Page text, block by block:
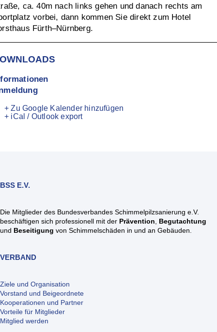
ca. 40m nach links gehen und danach rechts am
vorbei, dann kommen Sie direkt zum Hotel
Fürth–Nürnberg.
+ Zu Google Kalender hinzufügen
+ iCal / Outlook export
BSS E.V.
Die Mitglieder des Bundesverbandes Schimmelpilzsanierung e.V.
beschäftigen sich professionell mit der Prävention, Begutachtung
und Beseitigung von Schimmelschäden in und an Gebäuden.
VERBAND
Ziele und Organisation
Vorstand und Beigeordnete
Kooperationen und Partner
Vorteile für Mitglieder
Mitglied werden